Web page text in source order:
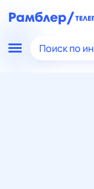
Поиск по